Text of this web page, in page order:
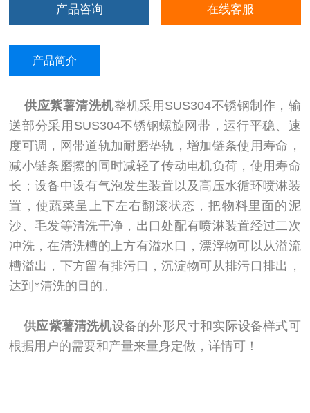
产品咨询 在线客服
产品简介
供应紫薯清洗机整机采用 SUS304不锈钢制作，输
送部分采用 SUS304不锈钢螺旋网带，运行平稳、速
度可调， 网带道轨加耐磨垫轨，增加链条使用寿命，
减小链条磨擦的同时减轻了传动电机负荷， 使用寿命
长；设备中设有气泡发生装置以及高压水循环喷淋装
置，使蔬菜呈上下左右翻滚状态，把物料里面的泥
沙、毛发等清洗干净，出口处配有喷淋装置经过二次
冲洗，在清洗槽的上方有溢水口，漂浮物可以从溢流
槽溢出，下方留有排污口，沉淀物可从排污口排出，
达到*清洗的目的。
供应紫薯清洗机设备的外形尺寸和实际设备样式可
根据用户的需要和产量来量身定做，详情可！